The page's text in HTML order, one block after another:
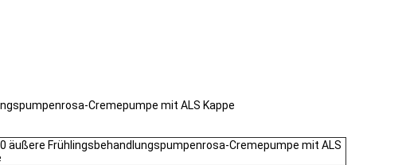
Cremepumpe mit ALS Kappe
äußere Frühlingsbehandlungspumpenrosa-Cremepumpe mit ALS